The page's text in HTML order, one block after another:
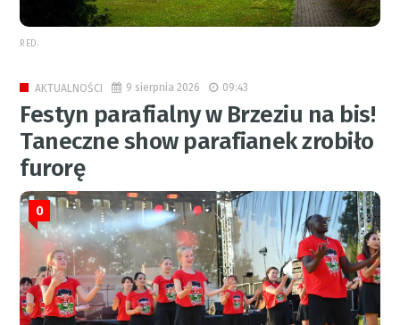
RED.
AKTUALNOŚCI 9 sierpnia 2026 09:43
Festyn parafialny w Brzeziu na bis!
Taneczne show parafianek zrobiło
furorę
0